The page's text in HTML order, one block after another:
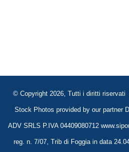
© Copyright 2026, Tutti i diritti
Stock Photos provided by our partner
ADV SRLS P.IVA 04409080712
reg. n. 7/07, Trib di Foggia in data